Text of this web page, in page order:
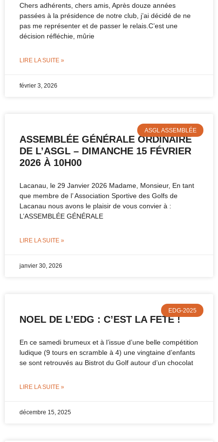
Chers adhérents, chers amis, Après douze années
passées à la présidence de notre club, j’ai décidé de ne
pas me représenter et de passer le relais.C’est une
décision réfléchie, mûrie
LIRE LA SUITE »
février 3, 2026
ASGL ASSEMBLÉE
ASSEMBLÉE GÉNÉRALE ORDINAIRE
DE L’ASGL – DIMANCHE 15 FÉVRIER
2026 À 10H00
Lacanau, le 29 Janvier 2026 Madame, Monsieur, En tant
que membre de l’ Association Sportive des Golfs de
Lacanau nous avons le plaisir de vous convier à :
L’ASSEMBLÉE GÉNÉRALE
LIRE LA SUITE »
janvier 30, 2026
EDG-2025
NOEL DE L’EDG : C’EST LA FETE !
En ce samedi brumeux et à l’issue d’une belle compétition
ludique (9 tours en scramble à 4) une vingtaine d’enfants
se sont retrouvés au Bistrot du Golf autour d’un chocolat
LIRE LA SUITE »
décembre 15, 2025